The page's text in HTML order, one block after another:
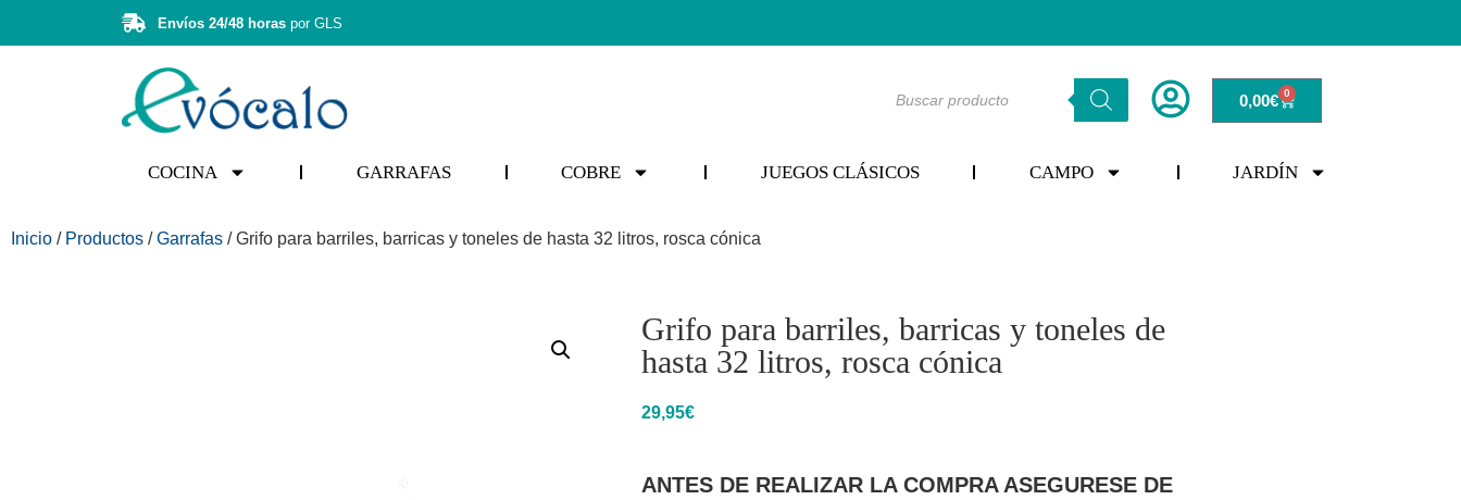
Envíos 24/48 horaspor GLS
0,00€ 0
COCINA GARRAFAS COBRE JUEGOS CLÁSICOS CAMPO JARDÍN
Inicio / Productos /Garrafas / Grifo para barriles, barricas y toneles de hasta 32 litros, rosca cónica
Grifo para barriles, barricas y toneles de
hasta 32 litros, rosca cónica
29,95€
ANTES DE REALIZAR LA COMPRA ASEGURESE DE